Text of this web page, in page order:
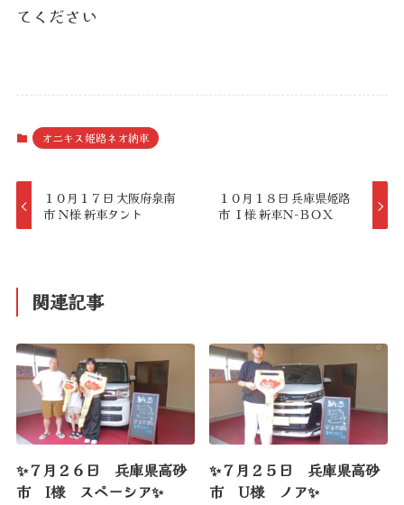
てください
オニキス姫路ネオ納車
１０月１７日 大阪府泉南
市 Ｎ様 新車タント
１０月１８日 兵庫県姫路
市 Ｉ様 新車Ｎ-ＢＯＸ
関連記事
✨７月２６日 兵庫県高砂
市 I様 スペーシア✨
✨７月２５日 兵庫県高砂
市 U様 ノア✨